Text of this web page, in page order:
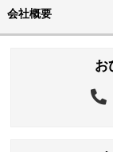
会社概要
お